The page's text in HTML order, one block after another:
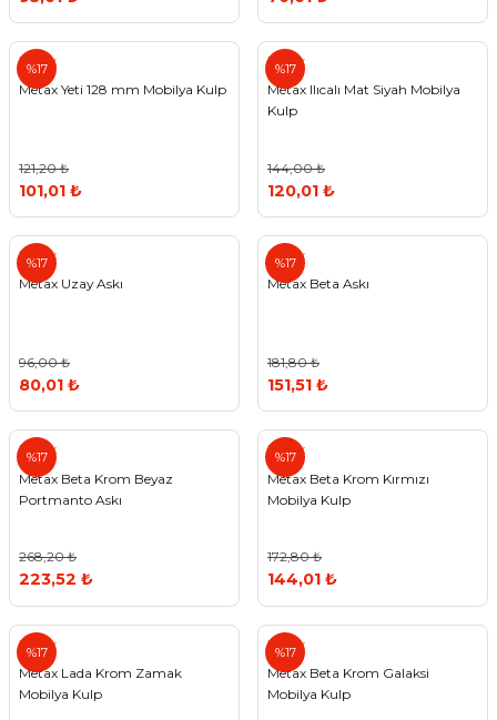
%17
Metax
Metax Yeti 128 mm Mobilya Kulp
121,20 ₺
101,01 ₺
%17
Metax
Metax Ilıcalı Mat Siyah Mobilya
Kulp
144,00 ₺
120,01 ₺
%17
Metax
Metax Uzay Askı
96,00 ₺
80,01 ₺
%17
Metax
Metax Beta Askı
181,80 ₺
151,51 ₺
%17
Metax
Metax Beta Krom Beyaz
Portmanto Askı
268,20 ₺
223,52 ₺
%17
Metax
Metax Beta Krom Kırmızı
Mobilya Kulp
172,80 ₺
144,01 ₺
%17
Metax
Metax Lada Krom Zamak
Mobilya Kulp
%17
Metax
Metax Beta Krom Galaksi
Mobilya Kulp